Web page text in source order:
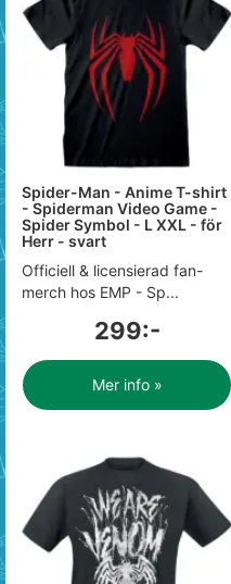
Spider-Man - Anime T-shirt
- Spiderman Video Game -
Spider Symbol - L XXL - för
Herr - svart
Officiell & licensierad fan-
merch hos EMP - Sp...
299:-
Mer info »